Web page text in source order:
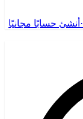
· أنشئ حسابًا مجانيًا